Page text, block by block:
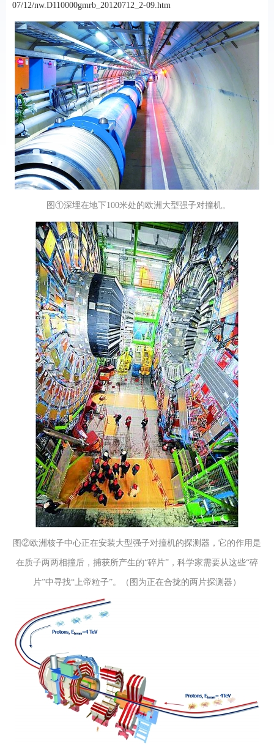
07/12/nw.D110000gmrb_20120712_2-09.htm
图①深埋在地下100米处的欧洲大型强子对撞机。
图②欧洲核子中心正在安装大型强子对撞机的探测器，它的作用是
在质子两两相撞后，捕获所产生的“碎片”，科学家需要从这些“碎
片”中寻找“上帝粒子”。（图为正在合拢的两片探测器）